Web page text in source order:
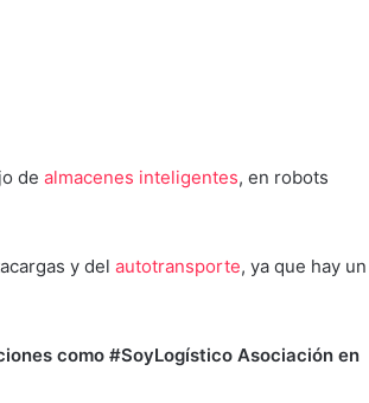
de almacenes inteligentes, en robots
y del autotransporte, ya que hay un
como #SoyLogístico Asociación en